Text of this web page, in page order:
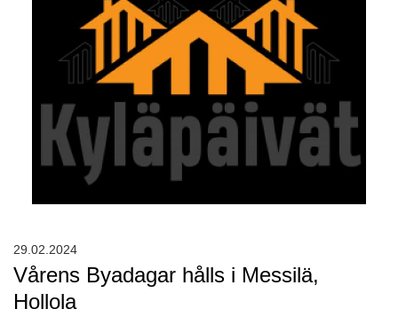
Vårens Byadagar hålls i Messilä,
Hollola
29.02.2024